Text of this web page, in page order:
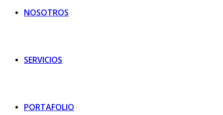
NOSOTROS
SERVICIOS
PORTAFOLIO